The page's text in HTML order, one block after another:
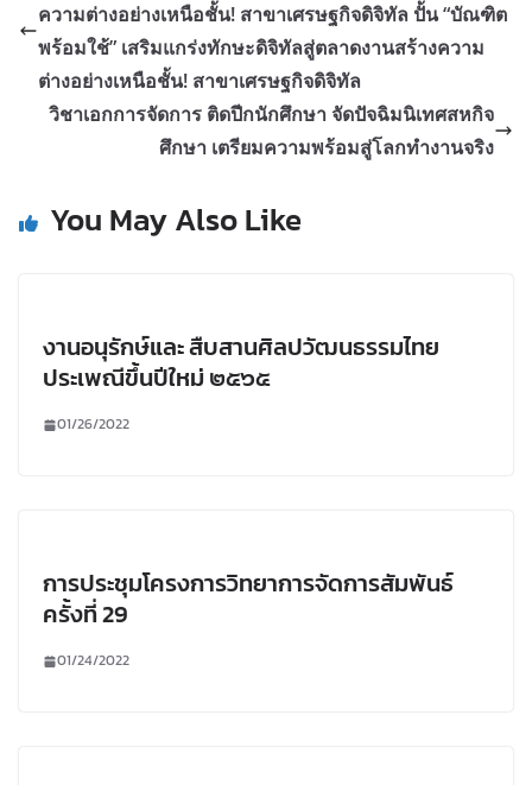
ความต่างอย่างเหนือชั้น! สาขาเศรษฐกิจดิจิทัล ปั้น “บัณฑิต
พร้อมใช้” เสริมแกร่งทักษะดิจิทัลสู่ตลาดงานสร้างความ
ต่างอย่างเหนือชั้น! สาขาเศรษฐกิจดิจิทัล
วิชาเอกการจัดการ ติดปีกนักศึกษา จัดปัจฉิมนิเทศสหกิจ
ศึกษา เตรียมความพร้อมสู่โลกทำงานจริง
You May Also Like
งานอนุรักษ์และ สืบสานศิลปวัฒนธรรมไทย
ประเพณีขึ้นปีใหม่ ๒๕๖๕
01/26/2022
การประชุมโครงการวิทยาการจัดการสัมพันธ์
ครั้งที่ 29
01/24/2022